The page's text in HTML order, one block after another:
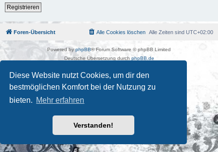
Diese Website nutzt Cookies, um dir den
bestmöglichen Komfort bei der Nutzung zu
bieten. Mehr erfahren
Verstanden!
Registrieren
Foren-Übersicht Alle Zeiten sind UTC+02:00
Alle Cookies löschen
Powered byphpBB® Forum Software © phpBB Limited
Deutsche Übersetzung durch phpBB.de
Datenschutz| Nutzungsbedingungen